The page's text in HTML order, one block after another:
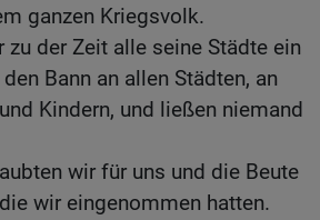
ganzen Kriegsvolk.
zu der Zeit alle seine Städte ein
Bann an allen Städten, an
Kindern, und ließen niemand
wir für uns und die Beute
wir eingenommen hatten.